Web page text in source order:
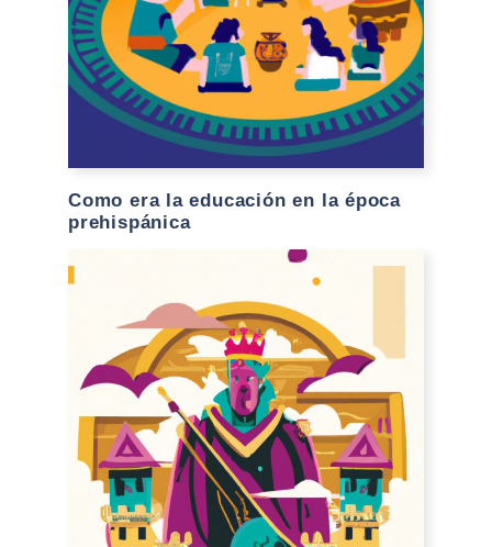
Como era la educación en la época
prehispánica